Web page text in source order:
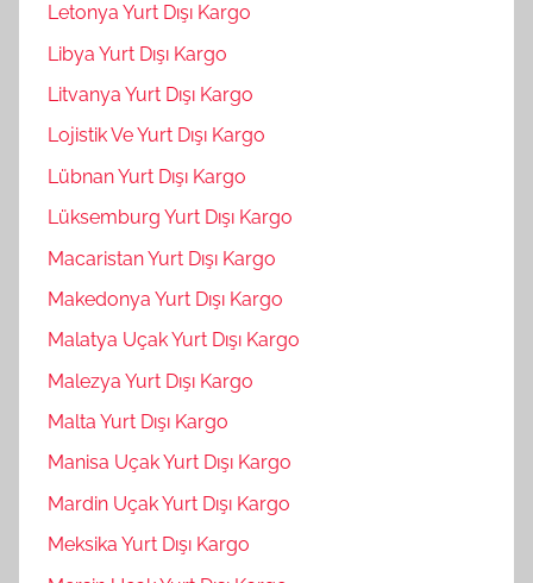
Letonya Yurt Dışı Kargo
Libya Yurt Dışı Kargo
Litvanya Yurt Dışı Kargo
Lojistik Ve Yurt Dışı Kargo
Lübnan Yurt Dışı Kargo
Lüksemburg Yurt Dışı Kargo
Macaristan Yurt Dışı Kargo
Makedonya Yurt Dışı Kargo
Malatya Uçak Yurt Dışı Kargo
Malezya Yurt Dışı Kargo
Malta Yurt Dışı Kargo
Manisa Uçak Yurt Dışı Kargo
Mardin Uçak Yurt Dışı Kargo
Meksika Yurt Dışı Kargo